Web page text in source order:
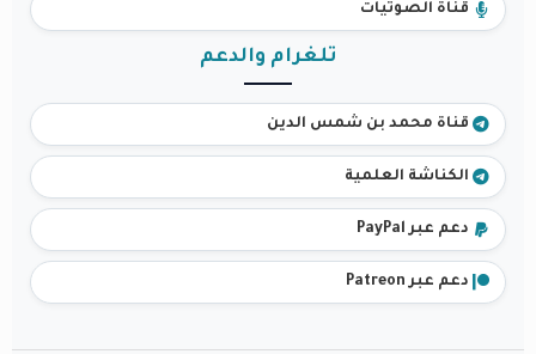
قناة الصوتيات
تلغرام والدعم
قناة محمد بن شمس الدين
الكناشة العلمية
دعم عبر PayPal
دعم عبر Patreon